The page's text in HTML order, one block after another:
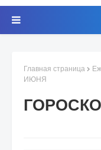
Главная страница
ИЮНЯ